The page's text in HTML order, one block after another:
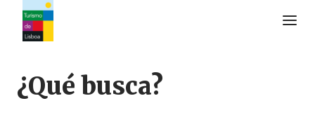
¿Qué busca?